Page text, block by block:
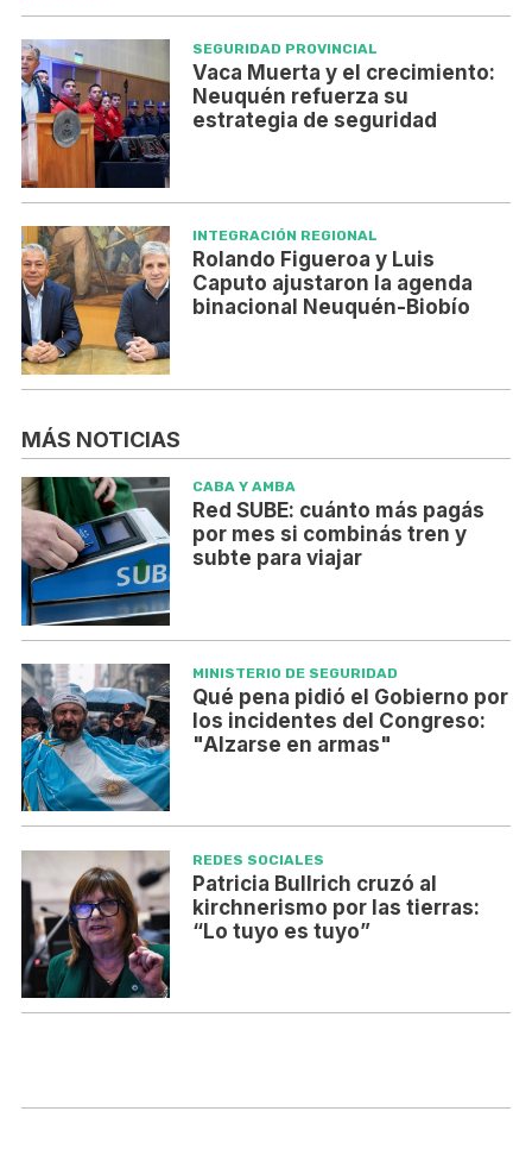
SEGURIDAD PROVINCIAL
Vaca Muerta y el crecimiento:
Neuquén refuerza su
estrategia de seguridad
INTEGRACIÓN REGIONAL
Rolando Figueroa y Luis
Caputo ajustaron la agenda
binacional Neuquén-Biobío
MÁS NOTICIAS
CABA Y AMBA
Red SUBE: cuánto más pagás
por mes si combinás tren y
subte para viajar
MINISTERIO DE SEGURIDAD
Qué pena pidió el Gobierno por
los incidentes del Congreso:
"Alzarse en armas"
REDES SOCIALES
Patricia Bullrich cruzó al
kirchnerismo por las tierras:
“Lo tuyo es tuyo”